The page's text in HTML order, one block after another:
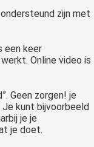
zijn met
een keer
Online video is
Geen zorgen! je
kunt bijvoorbeeld
je je
je doet.